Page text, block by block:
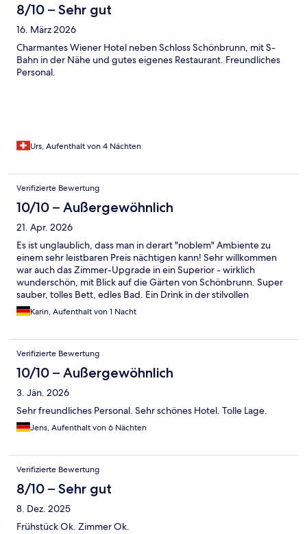
8/10 – Sehr gut
16. März 2026
Charmantes Wiener Hotel neben Schloss Schönbrunn, mit S-
Bahn in der Nähe und gutes eigenes Restaurant. Freundliches
Personal.
Urs, Aufenthalt von 4 Nächten
Verifizierte Bewertung
10/10 – Außergewöhnlich
21. Apr. 2026
Es ist unglaublich, dass man in derart "noblem" Ambiente zu
einem sehr leistbaren Preis nächtigen kann! Sehr willkommen
war auch das Zimmer-Upgrade in ein Superior - wirklich
wunderschön, mit Blick auf die Gärten von Schönbrunn. Super
sauber, tolles Bett, edles Bad. Ein Drink in der stilvollen
Gloriette-Bar war dann noch das i-Tüpferl für einen wirklich
schönen Abend! Wir kommen wieder!
Karin, Aufenthalt von 1 Nacht
Verifizierte Bewertung
10/10 – Außergewöhnlich
3. Jän. 2026
Sehr freundliches Personal. Sehr schönes Hotel. Tolle Lage.
Jens, Aufenthalt von 6 Nächten
Verifizierte Bewertung
8/10 – Sehr gut
8. Dez. 2025
Frühstück Ok. Zimmer Ok.